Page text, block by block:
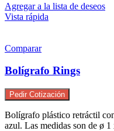
Agregar a la lista de deseos
Vista rápida
Comparar
Bolígrafo Rings
Pedir Cotización
Bolígrafo plástico retráctil
azul. Las medidas son de ø